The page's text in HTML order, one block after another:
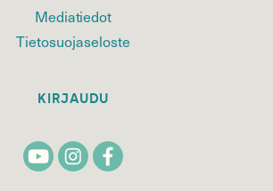
Mediatiedot
Tietosuojaseloste
KIRJAUDU